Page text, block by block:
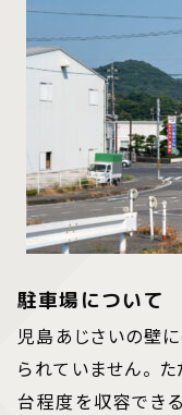
駐車場について
児島あじさいの壁
られていません。
台程度を収容でき